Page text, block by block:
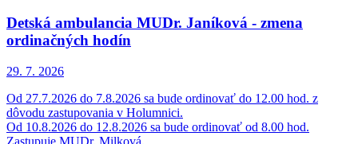
Detská ambulancia MUDr. Janíková - zmena
ordinačných hodín
29. 7. 2026
Od 27.7.2026 do 7.8.2026 sa bude ordinovať do 12.00 hod. z
dôvodu zastupovania v Holumnici.
Od 10.8.2026 do 12.8.2026 sa bude ordinovať od 8.00 hod.